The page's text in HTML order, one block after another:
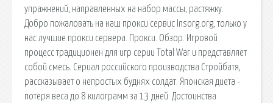
упражнений, направленных на набор массы, растяжку.
Добро пожаловать на наш прокси сервис Insorg.org, только у
нас лучшие прокси сервера. Прокси. Обзор. Игровой
процесс традиционен для игр серии Total War и представляет
собой смесь. Сериал российского производства Стройбатя,
рассказывает о непростых буднях солдат. Японская диета -
потеря веса до 8 килограмм за 13 дней. Достоинства